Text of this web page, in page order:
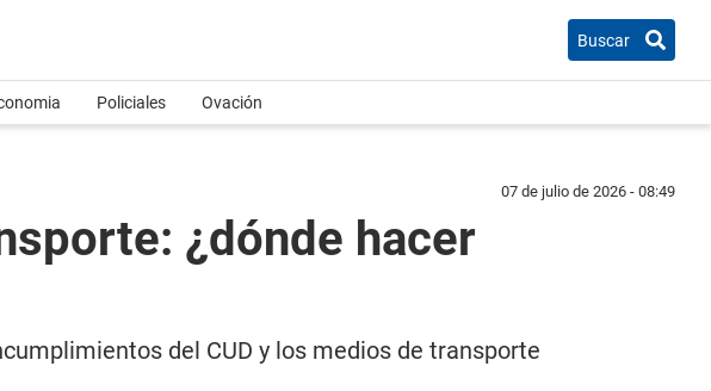
Buscar
Policiales Ovación
07 de julio de 2026 - 08:49
¿dónde hacer
del CUD y los medios de transporte